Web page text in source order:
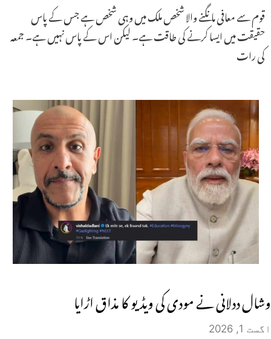
قوم سے معافی مانگنے والا شخص ملک میں وہی شخص ہے جس کے پاس
حقیقت میں ایسا کرنے کی طاقت ہے۔ لیکن اس کے پاس نہیں ہے۔ جمعہ
کی رات
وشال ددلانی نے مودی کی ویڈیو کا مذاق اڑایا
اگست 1, 2026